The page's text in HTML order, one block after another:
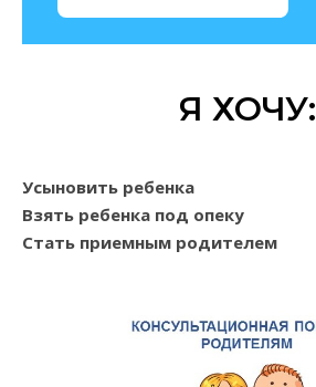
Я ХОЧУ:
Усыновить ребенка
Взять ребенка под опеку
Стать приемным родителем